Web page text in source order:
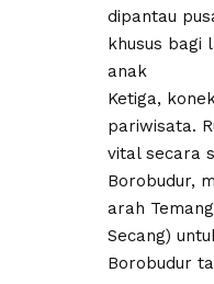
dipantau
khusus bagi
anak
Ketiga,
pariwisata.
vital secara
Borobudur,
arah
Secang)
Borobudur